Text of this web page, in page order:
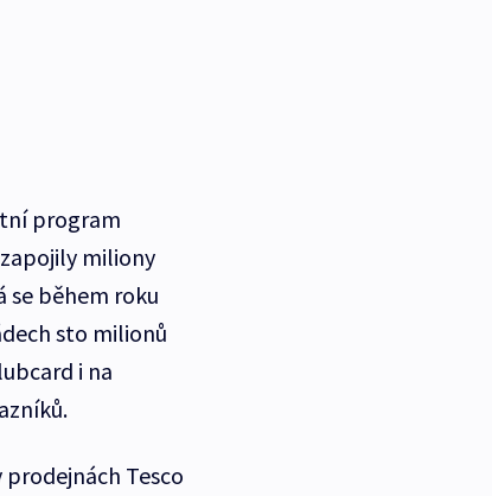
program
miliony
se během roku
sto milionů
i na
Tesco